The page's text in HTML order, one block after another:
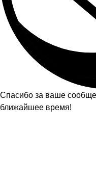
Спасибо за ваше
ближайшее время!